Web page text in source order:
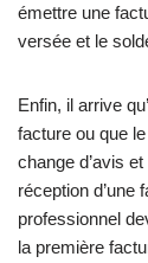
émettre une
versée et le
Enfin, il arrive
facture ou que
change d’avis
réception d’une
professionnel
la première